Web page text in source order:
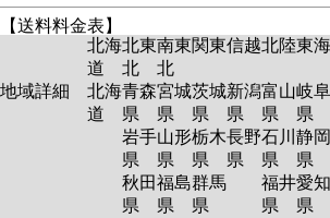
【送料料金表】
北海
道
北東
北
南東
北
関東信越北陸東海
地域詳細
北海
道
青森
県
岩手
県
秋田
県
宮城
県
山形
県
福島
県
茨城
県
栃木
県
群馬
県
新潟
県
長野
県
富山
県
石川
県
福井
県
岐阜
県
静岡
県
愛知
県